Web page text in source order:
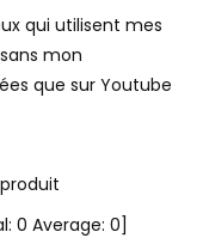
qui utilisent mes
mon
que sur Youtube
0 Average: 0]